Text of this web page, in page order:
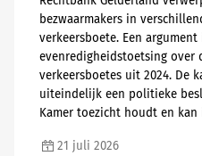
bezwaarmakers in
verkeersboete. Een argument
evenredigheidstoetsing over
verkeersboetes uit 2024. De
uiteindelijk een politieke
Kamer toezicht houdt en
21 juli 2026